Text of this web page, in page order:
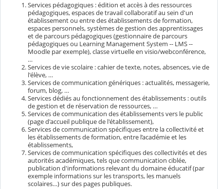
Services pédagogiques : édition et accès à des ressources
pédagogiques, espaces de travail collaboratif au sein d'un
établissement ou entre des établissements de formation,
espaces personnels, systèmes de gestion des apprentissages
et de parcours pédagogiques (gestionnaire de parcours
pédagogiques ou Learning Management System -- LMS --
Moodle par exemple), classe virtuelle en visio/webconférence,
…
Services de vie scolaire : cahier de texte, notes, absences, vie de
l'élève, …
Services de communication génériques : actualités, messagerie,
forum, blog, …
Services dédiés au fonctionnement des établissements : outils
de gestion et de réservation de ressources, …
Services de communication des établissements vers le public
(page d'accueil publique de l'établissement),
Services de communication spécifiques entre la collectivité et
les établissements de formation, entre l’académie et les
établissements,
Services de communication spécifiques des collectivités et des
autorités académiques, tels que communication ciblée,
publication d'informations relevant du domaine éducatif (par
exemple informations sur les transports, les manuels
scolaires…) sur des pages publiques.